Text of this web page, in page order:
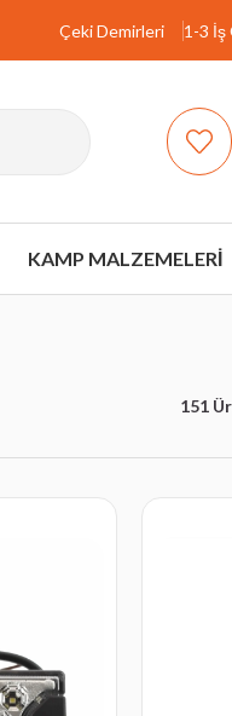
Çeki Demirleri 1-3 İş
KAMP MALZEMELERİ
151